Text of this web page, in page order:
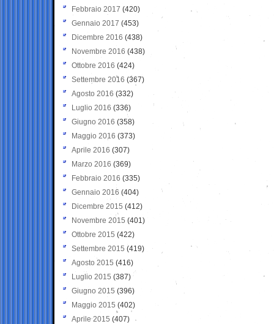
Febbraio 2017 (420)
Gennaio 2017 (453)
Dicembre 2016 (438)
Novembre 2016 (438)
Ottobre 2016 (424)
Settembre 2016 (367)
Agosto 2016 (332)
Luglio 2016 (336)
Giugno 2016 (358)
Maggio 2016 (373)
Aprile 2016 (307)
Marzo 2016 (369)
Febbraio 2016 (335)
Gennaio 2016 (404)
Dicembre 2015 (412)
Novembre 2015 (401)
Ottobre 2015 (422)
Settembre 2015 (419)
Agosto 2015 (416)
Luglio 2015 (387)
Giugno 2015 (396)
Maggio 2015 (402)
Aprile 2015 (407)